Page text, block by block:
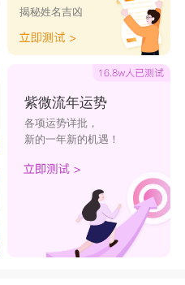
自己的一大假想敌人。
势男生，但是，他们却
的不满，最常见的行为
没错，他们内心的占有
和任何异性有交流，一
个要求来做，他们就会和
揭秘姓名吉凶
紫微流年运势
各项运势详批，
新的一年新的机遇！